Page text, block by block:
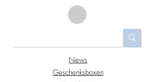
Oregano und vielen weiteren
News
Geschenksboxen